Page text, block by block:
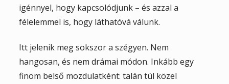
igénnyel, hogy kapcsolódjunk – és azzal a
félelemmel is, hogy láthatóvá válunk.
Itt jelenik meg sokszor a szégyen. Nem
hangosan, és nem drámai módon. Inkább egy
finom belső mozdulatként: talán túl közel